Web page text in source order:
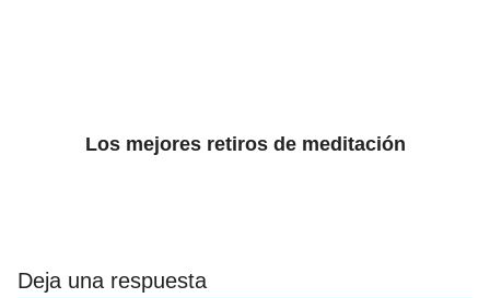
Los mejores retiros de meditación
Deja una respuesta